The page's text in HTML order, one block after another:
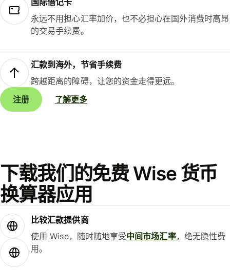
国际借记卡
永远不用担心汇率加价，也不必担心在国外消费时高昂
的交易手续费。
汇款到海外，节省手续费
跨越距离的障碍，让您的资金走得更远。
注册
了解更多
下载我们的免费 Wise 货币
换算器应用
比较汇款提供商
使用 Wise，随时随地享受中间市场汇率，绝无隐性费
用。